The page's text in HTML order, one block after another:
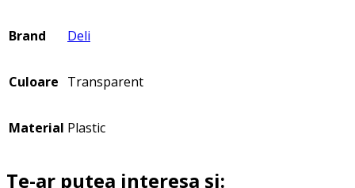
Brand Deli
Culoare Transparent
Material Plastic
Te-ar putea interesa și: